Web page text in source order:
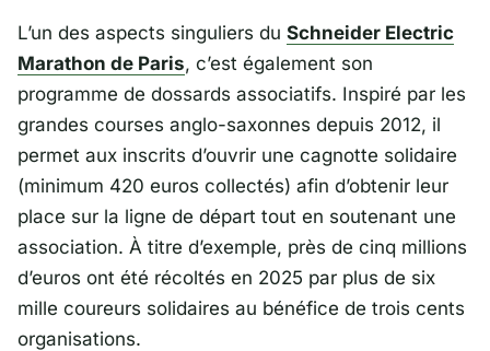
L’un des aspects singuliers du Schneider Electric
Marathon de Paris, c’est également son
programme de dossards associatifs. Inspiré par les
grandes courses anglo-saxonnes depuis 2012, il
permet aux inscrits d’ouvrir une cagnotte solidaire
(minimum 420 euros collectés) afin d’obtenir leur
place sur la ligne de départ tout en soutenant une
association. À titre d’exemple, près de cinq millions
d’euros ont été récoltés en 2025 par plus de six
mille coureurs solidaires au bénéfice de trois cents
organisations.